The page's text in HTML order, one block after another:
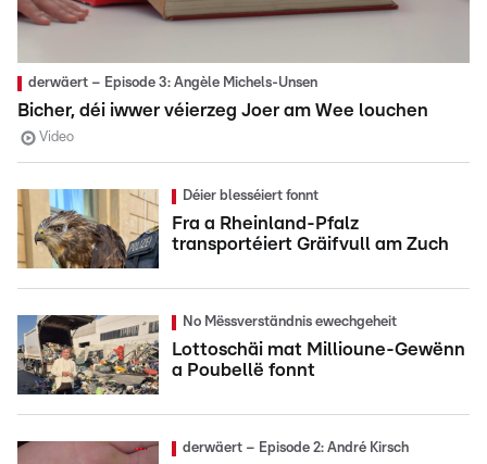
derwäert – Episode 3: Angèle Michels-Unsen
Bicher, déi iwwer véierzeg Joer am Wee louchen
Video
Déier blesséiert fonnt
Fra a Rheinland-Pfalz
transportéiert Gräifvull am Zuch
No Mëssverständnis ewechgeheit
Lottoschäi mat Millioune-Gewënn
a Poubellë fonnt
derwäert – Episode 2: André Kirsch